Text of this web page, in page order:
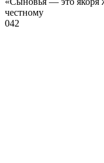
честному
042